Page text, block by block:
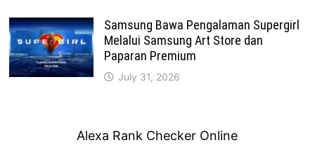
Samsung Bawa Pengalaman Supergirl
Melalui Samsung Art Store dan
Paparan Premium
July 31, 2026
Alexa Rank Checker Online